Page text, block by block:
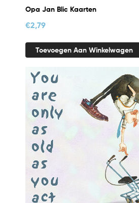
Opa Jan Blic Kaarten
€2,79
Toevoegen Aan Winkelwagen